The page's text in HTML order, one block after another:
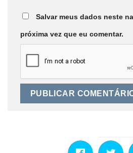
Salvar meus dados neste
próxima vez que eu comentar.